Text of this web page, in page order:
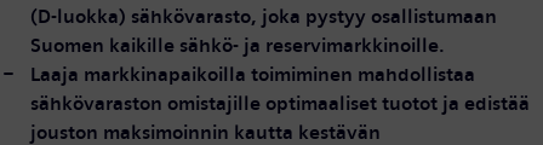
(D-luokka) sähkövarasto, joka pystyy osallistumaan
Suomen kaikille sähkö- ja reservimarkkinoille.
Laaja markkinapaikoilla toimiminen mahdollistaa
sähkövaraston omistajille optimaaliset tuotot ja edistää
jouston maksimoinnin kautta kestävän